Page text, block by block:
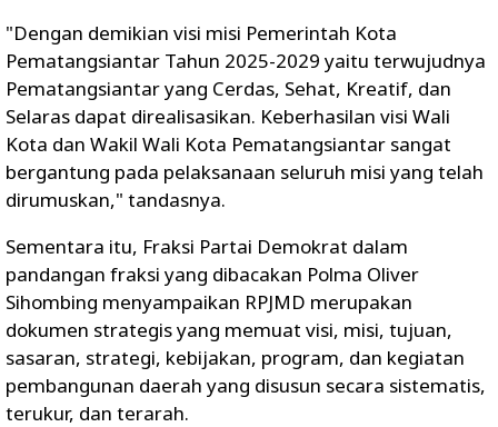
"Dengan demikian visi misi Pemerintah Kota
Pematangsiantar Tahun 2025-2029 yaitu terwujudnya
Pematangsiantar yang Cerdas, Sehat, Kreatif, dan
Selaras dapat direalisasikan. Keberhasilan visi Wali
Kota dan Wakil Wali Kota Pematangsiantar sangat
bergantung pada pelaksanaan seluruh misi yang telah
dirumuskan," tandasnya.
Sementara itu, Fraksi Partai Demokrat dalam
pandangan fraksi yang dibacakan Polma Oliver
Sihombing menyampaikan RPJMD merupakan
dokumen strategis yang memuat visi, misi, tujuan,
sasaran, strategi, kebijakan, program, dan kegiatan
pembangunan daerah yang disusun secara sistematis,
terukur, dan terarah.